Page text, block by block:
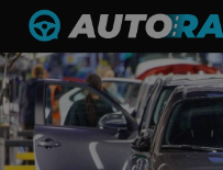
Autonieuws
Podcast
Autotests